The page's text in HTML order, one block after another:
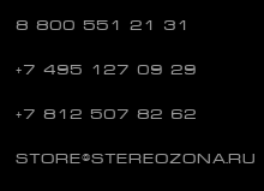
8 800 551 21 31
+7 495 127 09 29
+7 812 507 82 62
STORE@STEREOZONA.RU